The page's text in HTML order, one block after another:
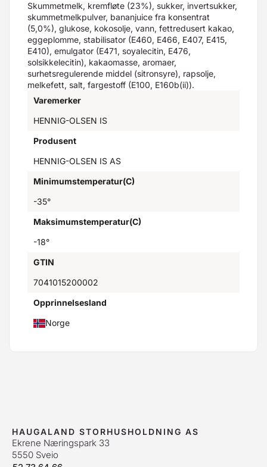
Skummetmelk, kremfløte (23%), sukker, invertsukker,
skummetmelkpulver, bananjuice fra konsentrat
(5,0%), glukose, kokosolje, vann, fettredusert kakao,
eggeplomme, stabilisator (E460, E466, E407, E415,
E410), emulgator (E471, soyalecitin, E476,
solsikkelecitin), kakaomasse, aromaer,
surhetsregulerende middel (sitronsyre), rapsolje,
melkefett, salt, fargestoff (E100, E160b(ii)).
Varemerker
HENNIG-OLSEN IS
Produsent
HENNIG-OLSEN IS AS
Minimumstemperatur(C)
-35°
Maksimumstemperatur(C)
-18°
GTIN
7041015200002
Opprinnelsesland
Norge
HAUGALAND STORHUSHOLDNING AS
Ekrene Næringspark 33
5550 Sveio